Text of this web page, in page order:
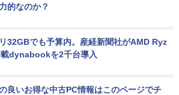
的なのか？
32GBでも予算内。産経新聞社がAMD Ryz
dynabookを2千台導入
良いお得な中古PC情報はこのページでチ